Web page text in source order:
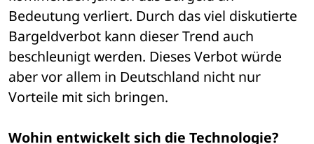
Bedeutung verliert. Durch das viel diskutierte
Bargeldverbot kann dieser Trend auch
beschleunigt werden. Dieses Verbot würde
aber vor allem in Deutschland nicht nur
Vorteile mit sich bringen.
Wohin entwickelt sich die Technologie?